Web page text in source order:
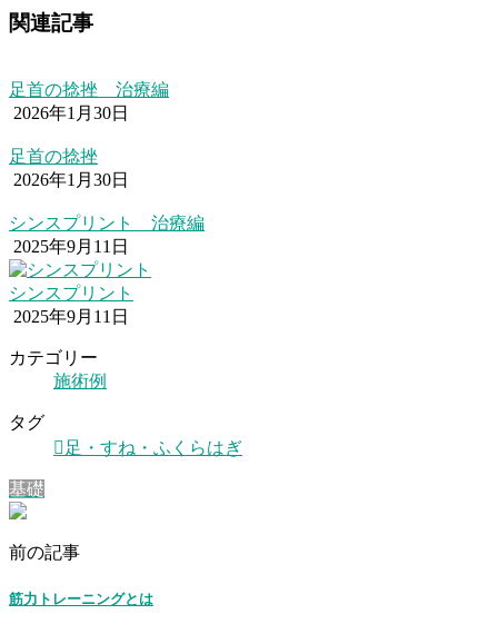
関連記事
足首の捻挫 治療編
2026年1月30日
足首の捻挫
2026年1月30日
シンスプリント 治療編
2025年9月11日
シンスプリント
2025年9月11日
カテゴリー
施術例
タグ
足・すね・ふくらはぎ
基礎
前の記事
筋力トレーニングとは